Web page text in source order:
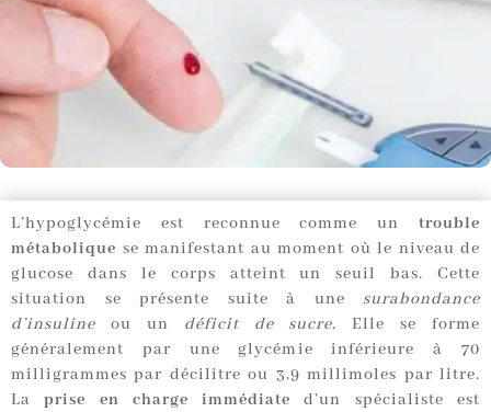
L’hypoglycémie est reconnue comme un trouble
métabolique se manifestant au moment où le niveau de
glucose dans le corps atteint un seuil bas. Cette
situation se présente suite à une surabondance
d’insuline ou un déficit de sucre. Elle se forme
généralement par une glycémie inférieure à 70
milligrammes par décilitre ou 3,9 millimoles par litre.
Laprise en charge immédiate d’un spécialiste est